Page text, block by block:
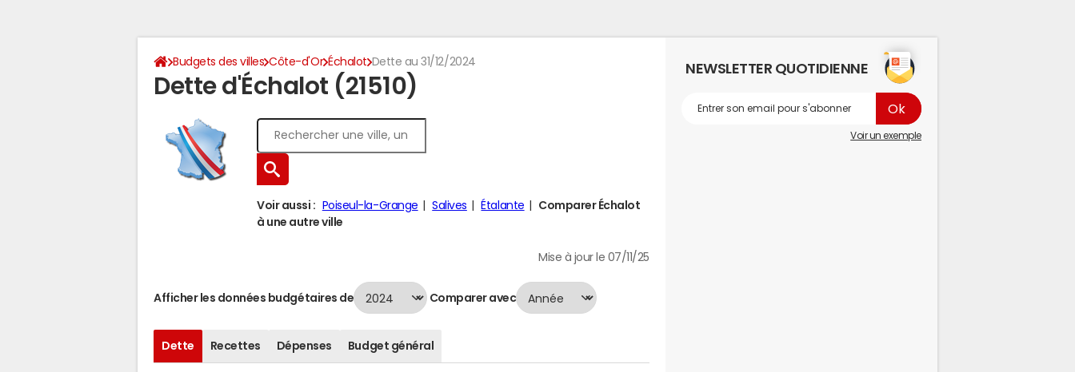
Budgets des villes Côte-d'Or Échalot Dette au 31/12/2024
Dette d'Échalot (21510)
Voir aussi : Poiseul-la-Grange Salives Étalante
Comparer Échalot
à une autre ville
Mise à jour le 07/11/25
Afficher les données budgétaires de Comparer avec
Dette Recettes Dépenses Budget général
NEWSLETTER QUOTIDIENNE
Voir un exemple